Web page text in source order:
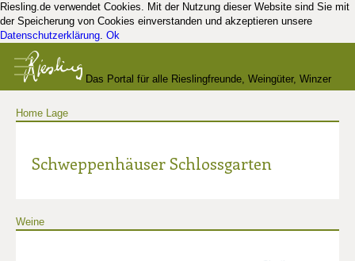
Riesling.de verwendet Cookies. Mit der Nutzung dieser Website sind Sie mit
der Speicherung von Cookies einverstanden und akzeptieren unsere
Datenschutzerklärung. Ok
Das Portal für alle Rieslingfreunde, Weingüter, Winzer
Home Lage
Schweppenhäuser Schlossgarten
Weine